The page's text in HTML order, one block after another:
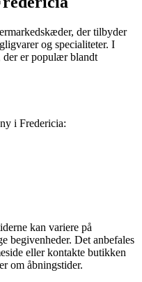
der tilbyder
og specialiteter. I
der er populær blandt
i Fredericia:
kan variere på
begivenheder. Det anbefales
eller kontakte butikken
om åbningstider.